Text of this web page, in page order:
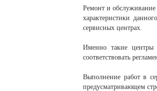
Ремонт и обслуживание
характеристики
сервисных центрах.
Именно такие центры
соответствовать
Выполнение работ в
предусматривающем